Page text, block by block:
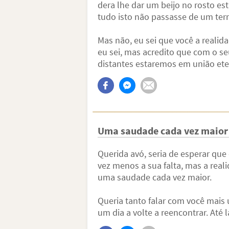
dera lhe dar um beijo no rosto
tudo isto não passasse de um
Mas não, eu sei que você a
eu sei, mas acredito que com o
distantes estaremos em união
Uma saudade cada vez
Querida avó, seria de esperar
vez menos a sua falta, mas a
uma saudade cada vez maior.
Queria tanto falar com você mais
um dia a volte a reencontrar. Até